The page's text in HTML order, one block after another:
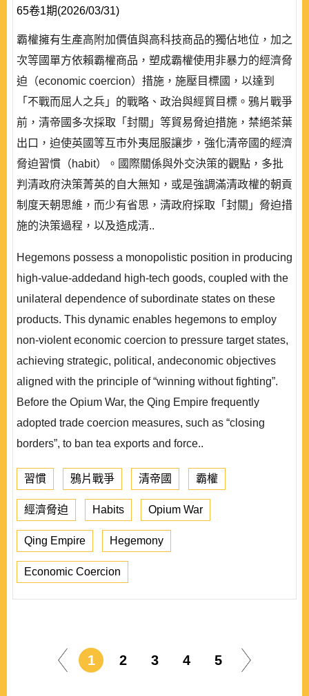
65卷1期(2026/03/31)
霸權擁有生產高附加價值與高科技商品的獨佔地位，加之
次等國單方依賴霸權商品，塑成霸權使用非暴力的經濟脅
迫（economic coercion）措施，施壓目標國，以達到
「不戰而屈人之兵」的戰略、政治與經貿目標。鴉片戰爭
前，清帝國多次採取「封關」等貿易脅迫措施，禁絕茶葉
出口，迫使英國等互市外夷屈服讓步，強化清帝國的經濟
脅迫習慣（habit）。國際關係與外交決策的觀點，多批
判清政府決策菁英的自大無知，或是強調滿清政權的朝貢
制度天朝思維，而少有省思，清政府採取「封關」脅迫措
施的決策過程，以及造成清..
Hegemons possess a monopolistic position in producing
high-value-addedand high-tech goods, coupled with the
unilateral dependence of subordinate states on these
products. This dynamic enables hegemons to employ
non-violent economic coercion to pressure target states,
achieving strategic, political, andeconomic objectives
aligned with the principle of “winning without fighting”.
Before the Opium War, the Qing Empire frequently
adopted trade coercion measures, such as “closing
borders”, to ban tea exports and force..
習慣 鴉片戰爭 清帝國 霸權
經濟脅迫 Habits Opium War
Qing Empire Hegemony
Economic Coercion
1 2 3 4 5